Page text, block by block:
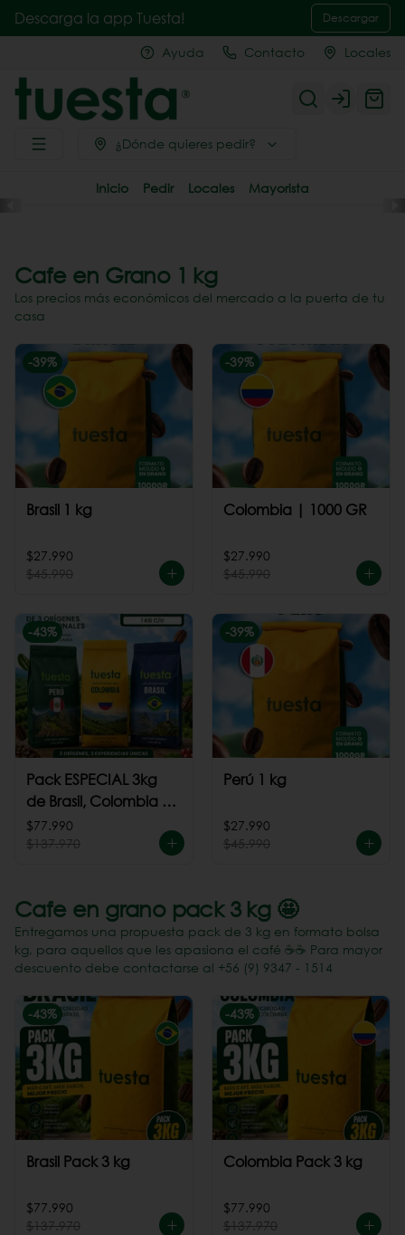
Descarga la app Tuesta! Descargar
Ayuda Contacto Locales
Login
¿Dónde quieres pedir?
Inicio Pedir Locales Mayorista
Cafe en Grano 1 kg
Los precios más económicos del mercado a la puerta de tu
casa
-39%
Brasil 1 kg
$27.990
$45.990
-39%
Colombia | 1000 GR
$27.990
$45.990
-43%
Pack ESPECIAL 3kg
de Brasil, Colombia +
Perú
$77.990
$137.970
-39%
Perú 1 kg
$27.990
$45.990
Cafe en grano pack 3 kg 🤩
Entregamos una propuesta pack de 3 kg en formato bolsa
kg, para aquellos que les apasiona el café ☕️☕️ Para mayor
descuento debe contactarse al +56 (9) 9347 - 1514
-43%
Brasil Pack 3 kg
$77.990
$137.970
-43%
Colombia Pack 3 kg
$77.990
$137.970